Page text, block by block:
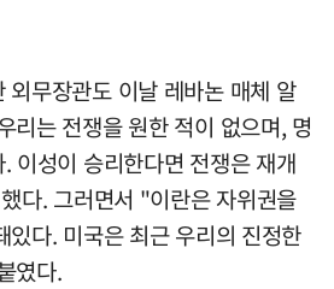
외무장관도 이날 레바논 매체 알
리는 전쟁을 원한 적이 없으며, 명
이성이 승리한다면 전쟁은 재개
다. 그러면서 "이란은 자위권을
있다. 미국은 최근 우리의 진정한
였다.